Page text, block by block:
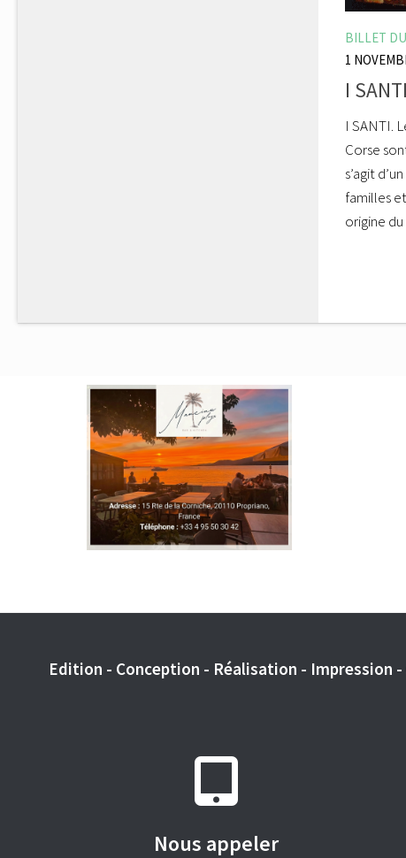
BILLET
1
I
I SANTI.
Corse
s’agit
familles
origine
Edition - Conception - Réalisation - Impression
Nous appeler